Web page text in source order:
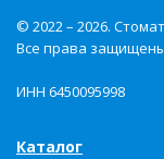
© 2022 – 2026.
Все права
ИНН 6450095998
Каталог